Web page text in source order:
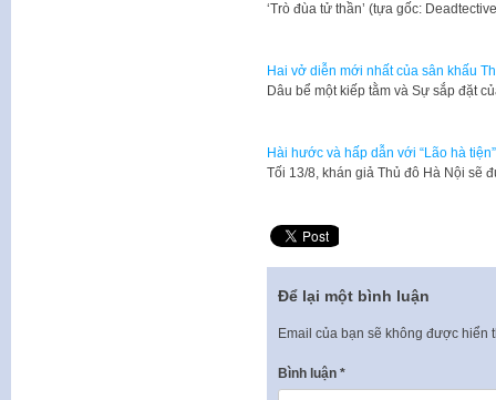
‘Trò đùa tử thần’ (tựa gốc:
Hai vở diễn mới nhất của sân khấu
Dâu bể một kiếp tằm và Sự sắp đặt
Hài hước và hấp dẫn với “Lão hà
Tối 13/8, khán giả Thủ đô Hà Nội
Để lại một bình luận
Email của bạn sẽ không được hiển
Bình luận *